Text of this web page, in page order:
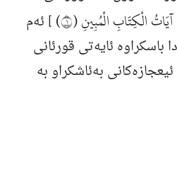
الْكِتَابِ الْمُبِينِ (١)
] ئه‌م
باسكراوه‌ ئایه‌تی قورئانی
به‌ئاشكراو به‌